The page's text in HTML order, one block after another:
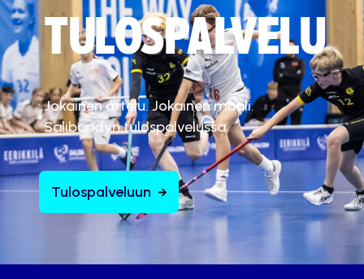
TULOSPALVELU
Jokainen ottelu. Jokainen maali.
Salibandyn tulospalvelussa.
Tulospalveluun